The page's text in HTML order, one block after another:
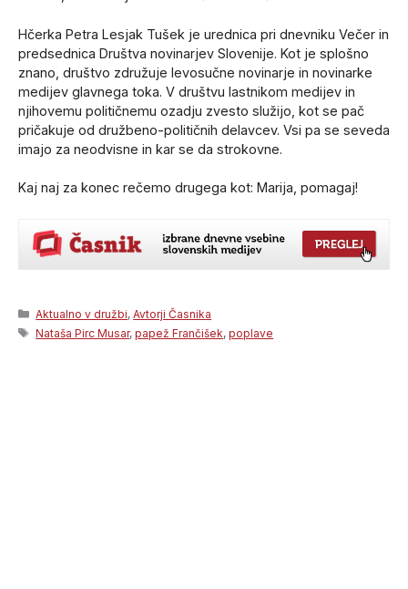
Hčerka Petra Lesjak Tušek je urednica pri dnevniku Večer in
predsednica Društva novinarjev Slovenije. Kot je splošno
znano, društvo združuje levosučne novinarje in novinarke
medijev glavnega toka. V društvu lastnikom medijev in
njihovemu političnemu ozadju zvesto služijo, kot se pač
pričakuje od družbeno-političnih delavcev. Vsi pa se seveda
imajo za neodvisne in kar se da strokovne.
Kaj naj za konec rečemo drugega kot: Marija, pomagaj!
Categories
Aktualno v družbi, Avtorji Časnika
Tags
Nataša Pirc Musar,papež Frančišek,poplave